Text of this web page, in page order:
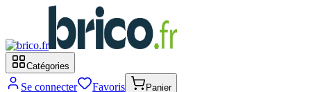
Catégories
Se connecter Favoris Panier